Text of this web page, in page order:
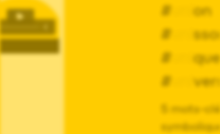
# union
#
# uni
#
5 mots-